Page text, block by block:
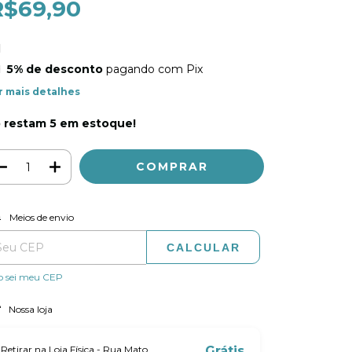
5% de descontopagando com Pix
mais detalhes
restam 5 em estoque!
para o CEP:
Meios de envio
CALCULAR
sei meu CEP
Nossa loja
Retirar na Loja Física - Rua Mato